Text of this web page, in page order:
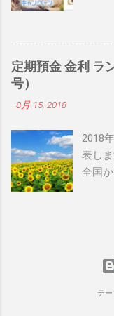
ジナ
って
り、
して
定期預金 金利 ラ
号）
-8月 15, 2018
2018
表し
全国
「セ
下と
期「
テ